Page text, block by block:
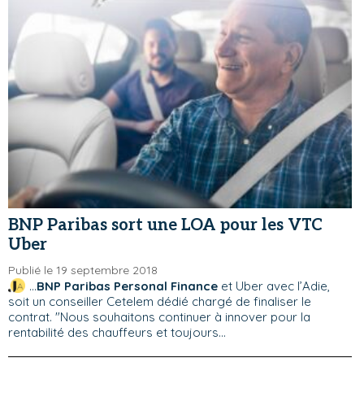
BNP Paribas sort une LOA pour les VTC
Uber
Publié le 19 septembre 2018
...BNP Paribas Personal Financeet Uber avec l’Adie,
soit un conseiller Cetelem dédié chargé de finaliser le
contrat. "Nous souhaitons continuer à innover pour la
rentabilité des chauffeurs et toujours...